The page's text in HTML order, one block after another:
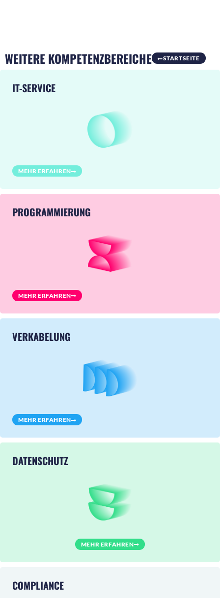
WEITERE KOMPETENZBEREICHE STARTSEITE
IT-SERVICE
MEHR ERFAHREN
PROGRAMMIERUNG
MEHR ERFAHREN
VERKABELUNG
MEHR ERFAHREN
DATENSCHUTZ
MEHR ERFAHREN
COMPLIANCE